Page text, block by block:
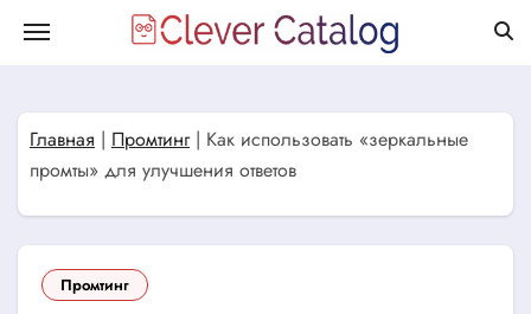
Главная | Промтинг| Как использовать «зеркальные
промты» для улучшения ответов
Промтинг